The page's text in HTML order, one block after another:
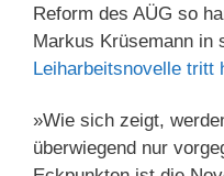
Reform des AÜG so
Markus Krüsemann in
Leiharbeitsnovelle tritt
»Wie sich zeigt,
überwiegend nur